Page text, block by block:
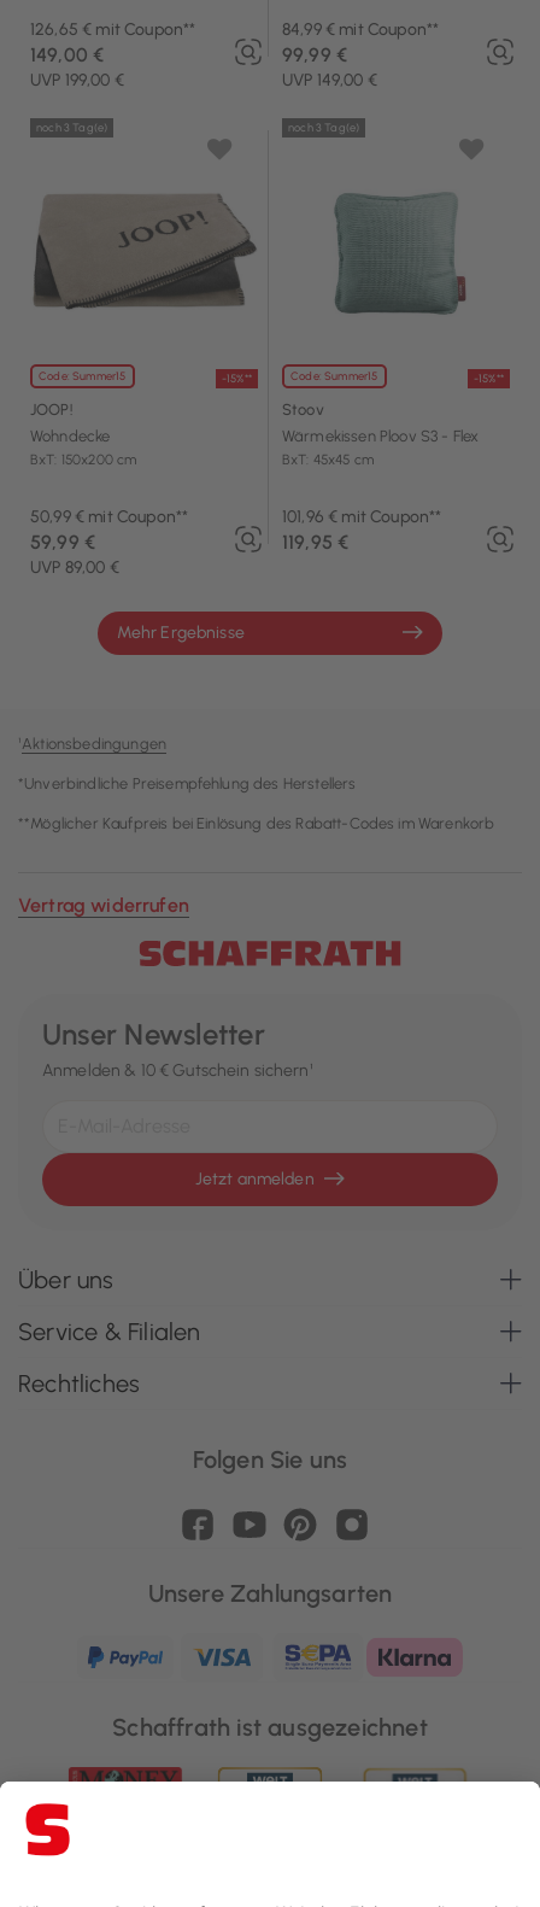
126,65 € mit Coupon**
UVP 199,00 €
149,00 €
84,99 € mit Coupon**
UVP 149,00 €
99,99 €
Code: Summer15 -15%**
noch 3 Tag(e)
JOOP!
Wohndecke
BxT: 150x200 cm
50,99 € mit Coupon**
UVP 89,00 €
59,99 €
Code: Summer15 -15%**
noch 3 Tag(e)
Stoov
Wärmekissen Ploov S3 - Flex
BxT: 45x45 cm
101,96 € mit Coupon**
119,95 €
Mehr Ergebnisse
¹Aktionsbedingungen
*Unverbindliche Preisempfehlung des Herstellers
**Möglicher Kaufpreis bei Einlösung des Rabatt-Codes im Warenkorb
Vertrag widerrufen
Unser Newsletter
Anmelden & 10 € Gutschein sichern¹
Jetzt anmelden
Über uns
Service & Filialen
Rechtliches
Folgen Sie uns
Unsere Zahlungsarten
Schaffrath ist ausgezeichnet